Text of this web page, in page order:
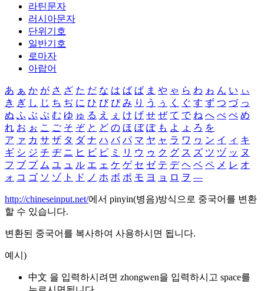
라틴문자
러시아문자
단위기호
일반기호
로마자
아랍어
あ ぁ か が さ ざ た だ な は ば ぱ ま や ゃ ら わ ゎ ん い ぃ
き ぎ し じ ち ぢ に ひ び ぴ み り う ぅ く ぐ す ず つ づ っ
ぬ ふ ぶ ぷ む ゆ ゅ る え ぇ け げ せ ぜ て で ね へ べ ぺ め
れ お ぉ こ ご そ ぞ と ど の ほ ぼ ぽ も よ ょ ろ を
ア ァ カ サ ザ タ ダ ナ ハ バ パ マ ヤ ャ ラ ワ ヮ ン イ ィ キ
ギ シ ジ チ ヂ ニ ヒ ビ ピ ミ リ ウ ゥ ク グ ス ズ ツ ヅ ッ ヌ
フ ブ プ ム ユ ュ ル エ ェ ケ ゲ セ ゼ テ デ ヘ ベ ペ メ レ オ
ォ コ ゴ ソ ゾ ト ド ノ ホ ボ ポ モ ヨ ョ ロ ヲ ―
http://chineseinput.net/에서 pinyin(병음)방식으로 중국어를 변환
할 수 있습니다.
변환된 중국어를 복사하여 사용하시면 됩니다.
예시)
中文 을 입력하시려면 zhongwen을 입력하시고 space를